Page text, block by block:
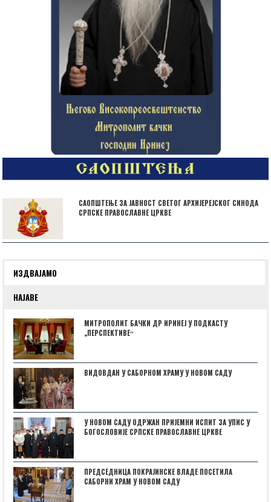
САОПШТЕЊЕ ЗА ЈАВНОСТ СВЕТОГ АРХИЈЕРЕЈСКОГ СИНОДА
СРПСКЕ ПРАВОСЛАВНЕ ЦРКВЕ
ИЗДВАЈАМО
НАЈАВЕ
МИТРОПОЛИТ БАЧКИ ДР ИРИНЕЈ У ПОДКАСТУ
„ПЕРСПЕКТИВЕˮ
ВИДОВДАН У САБОРНОМ ХРАМУ У НОВОМ САДУ
У НОВОМ САДУ ОДРЖАН ПРИЈЕМНИ ИСПИТ ЗА УПИС У
БОГОСЛОВИЈЕ СРПСКЕ ПРАВОСЛАВНЕ ЦРКВЕ
ПРЕДСЕДНИЦА ПОКРАЈИНСКЕ ВЛАДЕ ПОСЕТИЛА
САБОРНИ ХРАМ У НОВОМ САДУ